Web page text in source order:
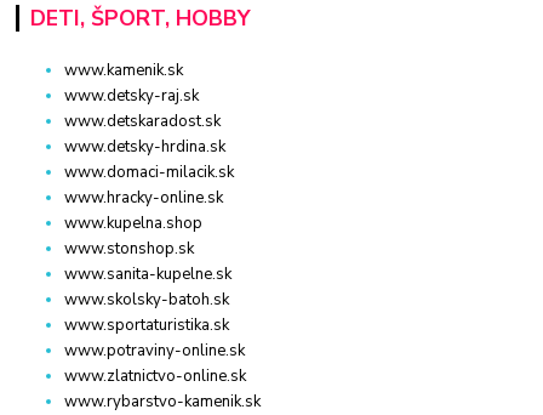
DETI, ŠPORT, HOBBY
www.kamenik.sk
www.detsky-raj.sk
www.detskaradost.sk
www.detsky-hrdina.sk
www.domaci-milacik.sk
www.hracky-online.sk
www.kupelna.shop
www.stonshop.sk
www.sanita-kupelne.sk
www.skolsky-batoh.sk
www.sportaturistika.sk
www.potraviny-online.sk
www.zlatnictvo-online.sk
www.rybarstvo-kamenik.sk